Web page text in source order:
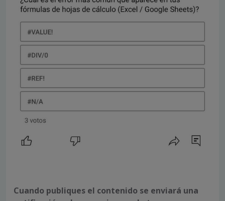
Cuando publiques el contenido se enviará una